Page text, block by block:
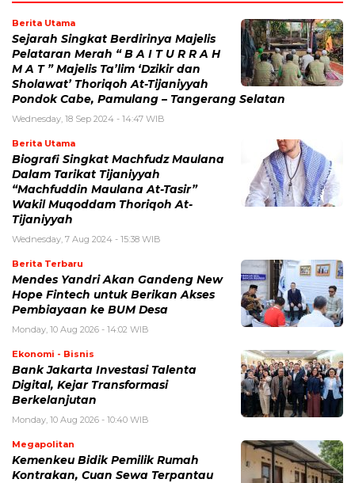
Berita Utama
Sejarah Singkat Berdirinya Majelis
Pelataran Merah “ B A I T U R R A H
M A T ” Majelis Ta’lim ‘Dzikir dan
Sholawat’ Thoriqoh At-Tijaniyyah
Pondok Cabe, Pamulang – Tangerang Selatan
Wednesday, 18 Sep 2024 - 14:47 WIB
Berita Utama
Biografi Singkat Machfudz Maulana
Dalam Tarikat Tijaniyyah
“Machfuddin Maulana At-Tasir”
Wakil Muqoddam Thoriqoh At-
Tijaniyyah
Wednesday, 7 Aug 2024 - 15:38 WIB
Berita Terbaru
Mendes Yandri Akan Gandeng New
Hope Fintech untuk Berikan Akses
Pembiayaan ke BUM Desa
Monday, 10 Aug 2026 - 14:02 WIB
Ekonomi - Bisnis
Bank Jakarta Investasi Talenta
Digital, Kejar Transformasi
Berkelanjutan
Monday, 10 Aug 2026 - 10:40 WIB
Megapolitan
Kemenkeu Bidik Pemilik Rumah
Kontrakan, Cuan Sewa Terpantau